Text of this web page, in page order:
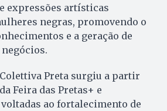
expressões artísticas
negras, promovendo o
e a geração de
Colettiva Preta surgiu a partir
Feira das Pretas+ e
ao fortalecimento de